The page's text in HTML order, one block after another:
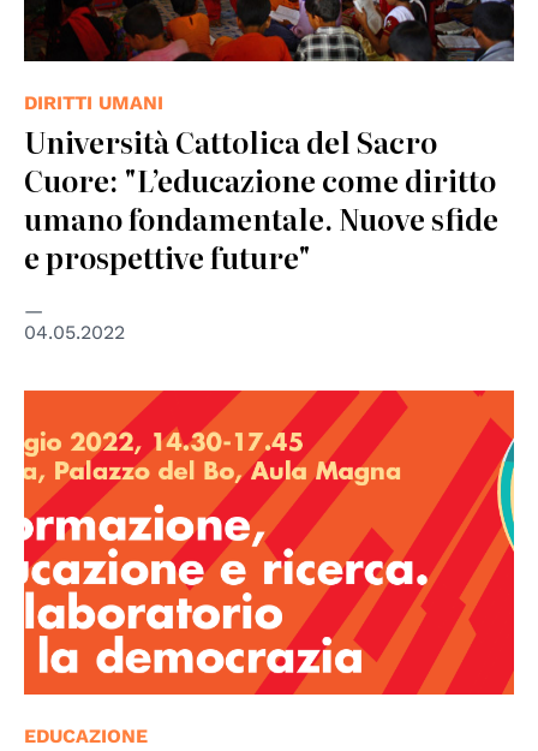
DIRITTI UMANI
Università Cattolica del Sacro
Cuore: "L’educazione come diritto
umano fondamentale. Nuove sfide
e prospettive future"
04.05.2022
EDUCAZIONE